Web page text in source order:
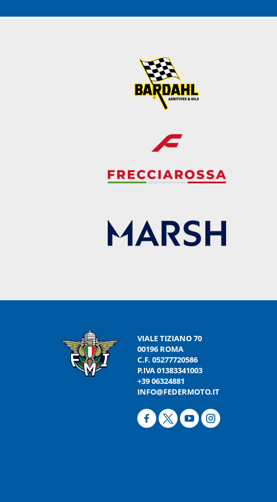
VIALE TIZIANO 70
00196 ROMA
C.F. 05277720586
P.IVA 01383341003
+39 06324881
INFO@FEDERMOTO.IT